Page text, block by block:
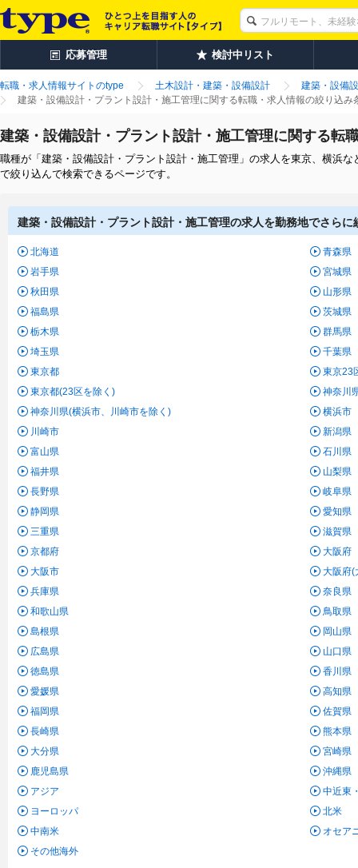
応募管理 検討中リスト
転職・求人情報サイトのtype 土木設計・建築・設備設計
建築・設備
建築・設備設計・プラント設計・施工管理に関する転職・求人情報の絞り込み
建築・設備設計・プラント設計・施工管理に関する転
職種が「建築・設備設計・プラント設計・施工管理」の求人を東京、横浜
で絞り込んで検索できるページです。
建築・設備設計・プラント設計・施工管理の求人を勤務地でさらに
北海道
岩手県
秋田県
福島県
栃木県
埼玉県
東京都
東京都(23区を除く)
神奈川県(横浜市、川崎市を除く)
川崎市
富山県
福井県
長野県
静岡県
三重県
京都府
大阪市
兵庫県
和歌山県
島根県
広島県
徳島県
愛媛県
福岡県
長崎県
大分県
鹿児島県
アジア
ヨーロッパ
中南米
その他海外
青森県
宮城県
山形県
茨城県
群馬県
千葉県
東京23
神奈川
横浜市
新潟県
石川県
山梨県
岐阜県
愛知県
滋賀県
大阪府
大阪府(
奈良県
鳥取県
岡山県
山口県
香川県
高知県
佐賀県
熊本県
宮崎県
沖縄県
中近東
北米
オセア